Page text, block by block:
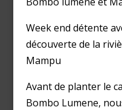
Week end détente
découverte de la
Mampu
Avant de planter le
Bombo Lumene,